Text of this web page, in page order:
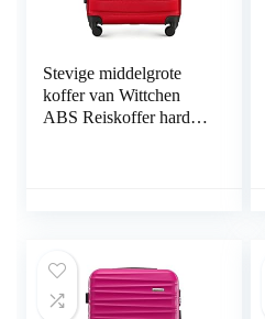
Stevige middelgrote
koffer van Wittchen
ABS Reiskoffer harde